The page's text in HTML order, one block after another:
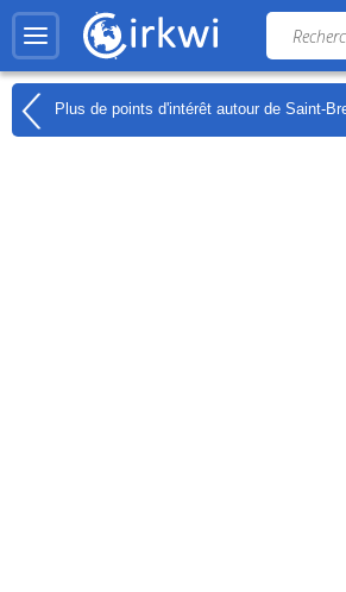
Plus de points d'intérêt autour de Saint-